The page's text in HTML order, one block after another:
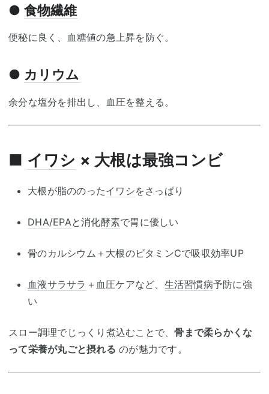
● 食物繊維
便秘に良く、血糖値の急上昇を防ぐ。
● カリウム
余分な塩分を排出し、血圧を整える。
■ イワシ × 大根は最強コンビ
大根が脂ののったイワシをさっぱり
DHA/EPAと消化酵素で胃に優しい
骨のカルシウム＋大根のビタミンCで吸収効率UP
血液サラサラ ＋血圧ケアなど、 生活習慣病予防に強
い
スロー調理でじっくり煮込むことで、骨まで柔らかくな
って栄養が丸ごと摂れる のが魅力です。